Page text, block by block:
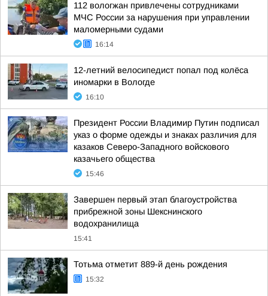
112 вологжан привлечены сотрудниками
МЧС России за нарушения при управлении
маломерными судами
16:14
12-летний велосипедист попал под колёса
иномарки в Вологде
16:10
Президент России Владимир Путин подписал
указ о форме одежды и знаках различия для
казаков Северо-Западного войскового
казачьего общества
15:46
Завершен первый этап благоустройства
прибрежной зоны Шекснинского
водохранилища
15:41
Тотьма отметит 889-й день рождения
15:32